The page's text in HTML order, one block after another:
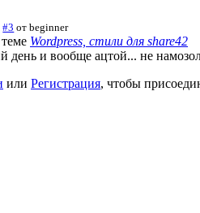
#3 отbeginner
Wordpress, стили для share42
день и вообще ацтой... не
или Регистрация, чтобы